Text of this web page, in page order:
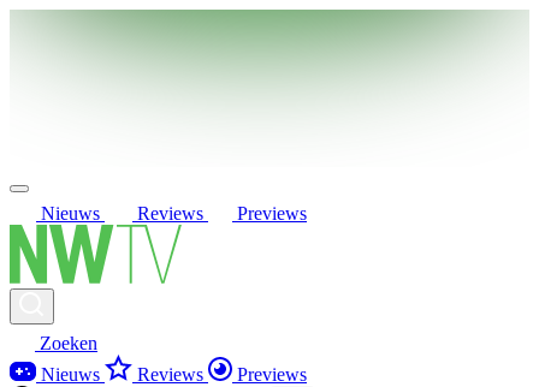
Nieuws Reviews Previews
Zoeken
Nieuws
Reviews Previews